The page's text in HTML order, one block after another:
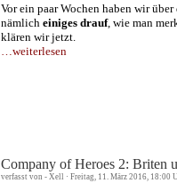
Vor ein paar Wochen haben wir
nämlich einiges drauf, wie man
klären wir jetzt.
…weiterlesen
Company of Heroes 2: Briten
verfasst von - Xell · Freitag, 11. März 2016, 18:00